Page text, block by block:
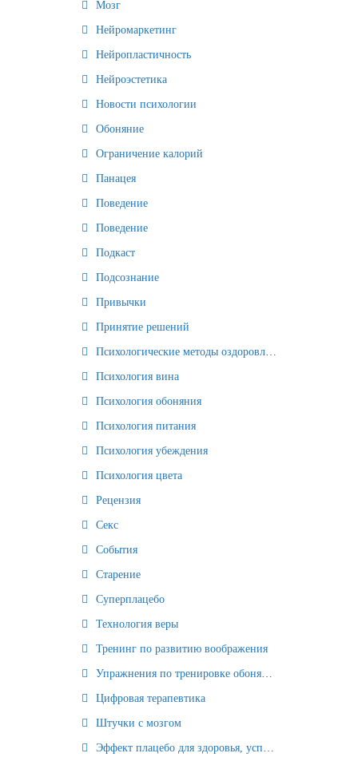
Мозг
Нейромаркетинг
Нейропластичность
Нейроэстетика
Новости психологии
Обоняние
Ограничение калорий
Панацея
Поведение
Поведение
Подкаст
Подсознание
Привычки
Принятие решений
Психологические методы оздоровления и омоложения
Психология вина
Психология обоняния
Психология питания
Психология убеждения
Психология цвета
Рецензия
Секс
События
Старение
Суперплацебо
Технология веры
Тренинг по развитию воображения
Упражнения по тренировке обоняния
Цифровая терапевтика
Штучки с мозгом
Эффект плацебо для здоровья, успеха и отношений